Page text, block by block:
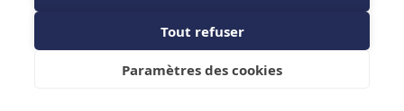
FF 15/8 - 13/8
CBM
Ajouter au panier
Tout refuser
Paramètres des cookies